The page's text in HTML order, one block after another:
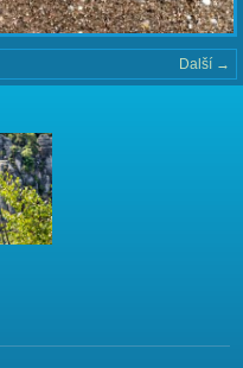
Další →